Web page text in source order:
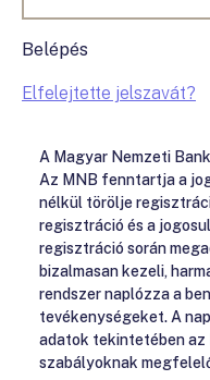
Belépés
Elfelejtette jelszavát?
A Magyar Nemzeti
Az MNB fenntartja a
nélkül törölje
regisztráció és a
regisztráció során
bizalmasan kezeli,
rendszer naplózza a
tevékenységeket. A
adatok tekintetében az
szabályoknak